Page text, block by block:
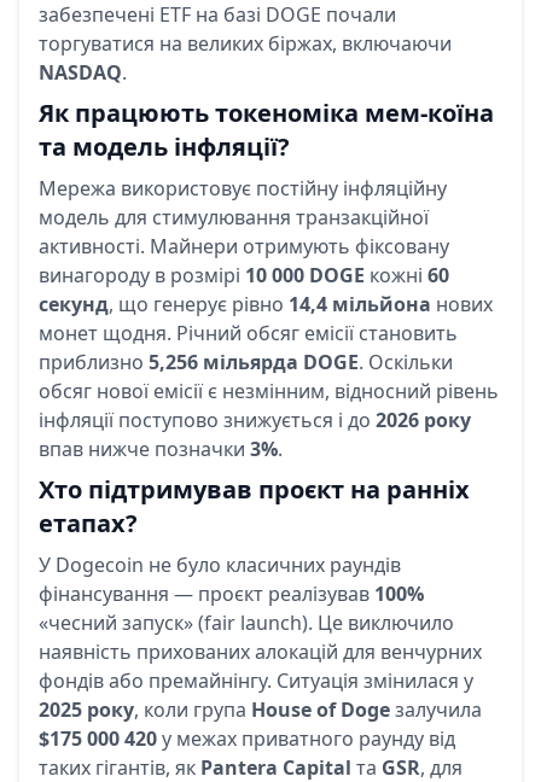
забезпечені ETF на базі DOGE почали
торгуватися на великих біржах, включаючи
NASDAQ.
Як працюють токеноміка мем-коїна
та модель інфляції?
Мережа використовує постійну інфляційну
модель для стимулювання транзакційної
активності. Майнери отримують фіксовану
винагороду в розмірі 10 000 DOGE кожні 60
секунд, що генерує рівно 14,4 мільйона нових
монет щодня. Річний обсяг емісії становить
приблизно 5,256 мільярда DOGE. Оскільки
обсяг нової емісії є незмінним, відносний рівень
інфляції поступово знижується і до 2026 року
впав нижче позначки 3%.
Хто підтримував проєкт на ранніх
етапах?
У Dogecoin не було класичних раундів
фінансування — проєкт реалізував 100%
«чесний запуск» (fair launch). Це виключило
наявність прихованих алокацій для венчурних
фондів або премайнінгу. Ситуація змінилася у
2025 року, коли група House of Dogeзалучила
$175 000 420у межах приватного раунду від
таких гігантів, як Pantera Capital та GSR, для